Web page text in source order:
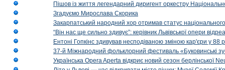
Пішов із життя легендарний диригент оркестру
Згадуємо Мирослава Скорика
Закарпатський народний хор отримав статус національного
“Він нас ще сильно здивує”: керівник Львівської опери
Ентоні Гопкінс здивував несподіваною зміною кар'єри у 88
37-й Міжнародний фольклорний фестиваль «Буковинські
Українська Opera Aperta відкриє новий сезон берлінської